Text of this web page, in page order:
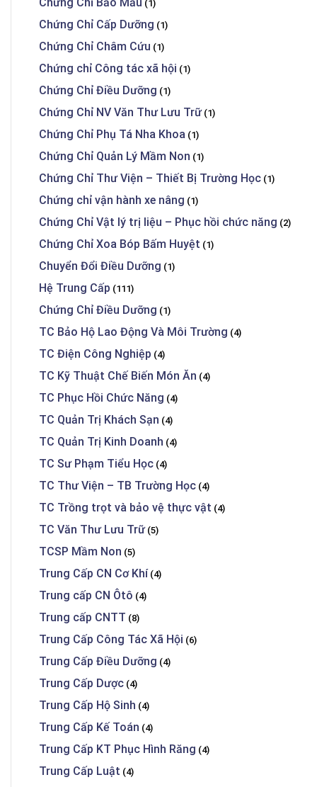
(1)
Chứng Chỉ Cấp Dưỡng (1)
Chứng Chỉ Châm Cứu (1)
Chứng chỉ Công tác xã hội (1)
Chứng Chỉ Điều Dưỡng (1)
Chứng Chỉ NV Văn Thư Lưu Trữ(1)
Chứng Chỉ Phụ Tá Nha Khoa (1)
Chứng Chỉ Quản Lý Mầm Non (1)
Chứng Chỉ Thư Viện – Thiết Bị Trường Học (1)
Chứng chỉ vận hành xe nâng (1)
Chứng Chỉ Vật lý trị liệu – Phục hồi chức năng (2)
Chứng Chỉ Xoa Bóp Bấm Huyệt (1)
Chuyển Đổi Điều Dưỡng (1)
Hệ Trung Cấp (111)
Chứng Chỉ Điều Dưỡng (1)
TC Bảo Hộ Lao Động Và Môi Trường (4)
TC Điện Công Nghiệp (4)
TC Kỹ Thuật Chế Biến Món Ăn (4)
TC Phục Hồi Chức Năng (4)
TC Quản Trị Khách Sạn (4)
TC Quản Trị Kinh Doanh (4)
TC Sư Phạm Tiểu Học (4)
TC Thư Viện – TB Trường Học (4)
TC Trồng trọt và bảo vệ thực vật (4)
TC Văn Thư Lưu Trữ(5)
TCSP Mầm Non (5)
Trung Cấp CN Cơ Khí (4)
Trung cấp CN Ôtô (4)
Trung cấp CNTT (8)
Trung Cấp Công Tác Xã Hội (6)
Trung Cấp Điều Dưỡng (4)
Trung Cấp Dược (4)
Trung Cấp Hộ Sinh (4)
Trung Cấp Kế Toán (4)
Trung Cấp KT Phục Hình Răng (4)
Trung Cấp Luật (4)